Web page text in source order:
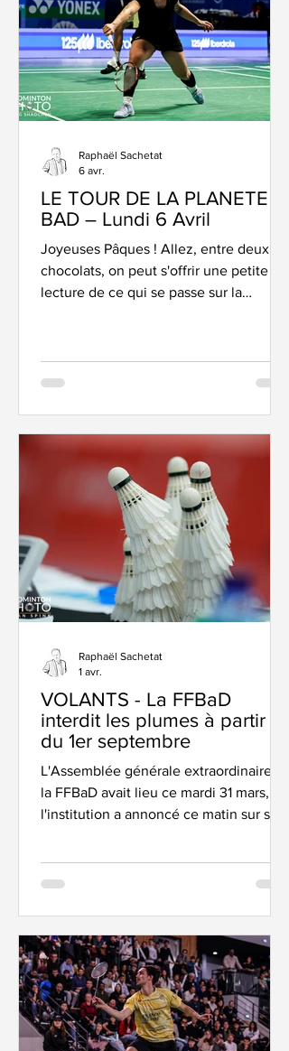
dans
LE TOUR DE LA PLANETE
BAD – Lundi 6 Avril
Joyeuses Pâques ! Allez, entre deux
chocolats, on peut s'offrir une petite
lecture de ce qui se passe sur la
avant son premier match lundi après
raccroche définitivement ses raquettes.
Pas de 7ème titre européen pour elle,
qui, à ce jour, reste l'une des badistes
les plus couronnées de l'hi
Raphaël Sachetat
6 avr.
VOLANTS - La FFBaD
interdit les plumes à partir
du 1er septembre
L'Assemblée générale extraordinaire de
la FFBaD avait lieu ce mardi 31 mars, et
l'institution a annoncé ce matin sur ses
des volants en plume dans toutes les
années que nous sommes pionniers
dans l'éco responsabilité, et nous avons
décidé d'un commun accord de passer
à la vitesse supérieure" explique Franck
Laurent, le présiden
Raphaël Sachetat
1 avr.